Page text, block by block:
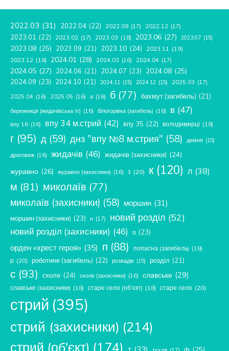
2022.03 (31) 2022.04 (22) 2022.09 (17) 2022.12 (17)
2023.01 (22) 2023.02 (17) 2023.03 (18) 2023.06 (27) 2023.07 (15)
2023.08 (25) 2023.09 (21) 2023.10 (24) 2023.11 (19)
2023.12 (18) 2024.01 (28) 2024.03 (16) 2024.04 (17)
2024.05 (27) 2024.06 (21) 2024.07 (23) 2024.08 (25)
2024.09 (23) 2024.10 (21) 2024.11 (15) 2024.12 (15) 2025.03 (17)
2025.04 (16) 2025.05 (16) а (16) б (77) бахмут (загибель) (21)
бережниця (жидачівська тг) (16) білогорівка (загибель) (16) в (47)
впу 16 (16) впу 34 м.стрий (42) впу 35 (22) володимирці (18)
г (95) д (59) днз "впу №8 м.стрия" (58) демня (15)
дроговиж (16) жидачів (46) жидачів (захисники) (24)
журавно (26) журавно (захисники) (16) з (20) к (120) л (38)
м (81) миколаїв (77)
миколаїв (захисники) (58) моршин (31)
моршин (захисники) (23) н (17) новий розділ (52)
новий розділ (захисники) (46) о (23)
орден «хрест героя» (35) п (88) попасна (загибель) (18)
р (20) роботине (загибель) (22) розвадів (15) розділ (21)
с (93) сколе (24) сколе (захисники) (16) славське (29)
славське (захисники) (18) старе село (об'єкт) (18) старе село (20)
стрий (395)
стрий (захисники) (214)
стрий (об'єкт) (174)